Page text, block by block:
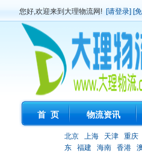
您好,欢迎来到大理物流网! [请登录] [
首 页 物流资讯
北京 上海 天津 重庆
东
福建 海南 香港